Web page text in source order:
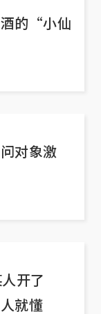
的“小仙
对象激
开了
就懂